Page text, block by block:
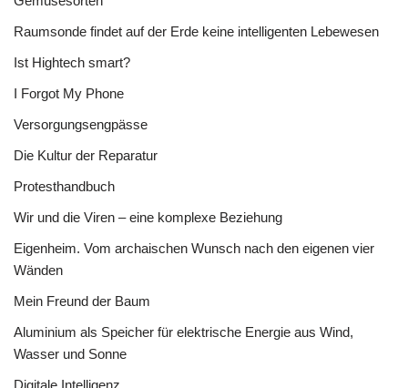
Raumsonde findet auf der Erde keine intelligenten Lebewesen
Ist Hightech smart?
I Forgot My Phone
Versorgungsengpässe
Die Kultur der Reparatur
Protesthandbuch
Wir und die Viren – eine komplexe Beziehung
Eigenheim. Vom archaischen Wunsch nach den eigenen vier
Wänden
Mein Freund der Baum
Aluminium als Speicher für elektrische Energie aus Wind,
Wasser und Sonne
Digitale Intelligenz